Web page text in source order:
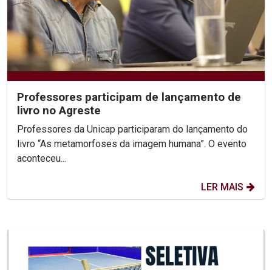
Professores participam de lançamento de
livro no Agreste
Professores da Unicap participaram do lançamento do
livro “As metamorfoses da imagem humana”. O evento
aconteceu...
LER MAIS